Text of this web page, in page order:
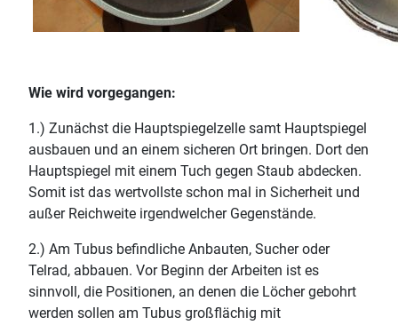
Wie wird vorgegangen:
1.) Zunächst die Hauptspiegelzelle samt Hauptspiegel
ausbauen und an einem sicheren Ort bringen. Dort den
Hauptspiegel mit einem Tuch gegen Staub abdecken.
Somit ist das wertvollste schon mal in Sicherheit und
außer Reichweite irgendwelcher Gegenstände.
2.) Am Tubus befindliche Anbauten, Sucher oder
Telrad, abbauen. Vor Beginn der Arbeiten ist es
sinnvoll, die Positionen, an denen die Löcher gebohrt
werden sollen am Tubus großflächig mit